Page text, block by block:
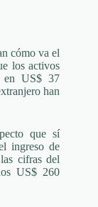
cómo va el
los activos
en US$ 37
han
que sí
ingreso de
cifras del
US$ 260